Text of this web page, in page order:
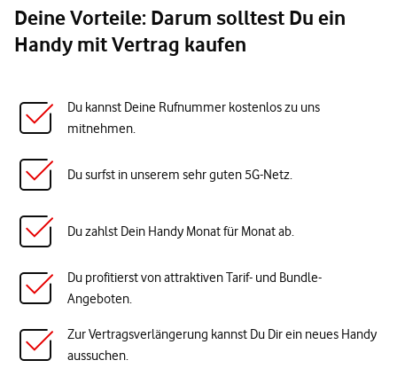
Deine Vorteile: Darum solltest Du ein
Handy mit Vertrag kaufen
Du kannst Deine Rufnummer kostenlos zu uns
mitnehmen.
Du surfst in unserem sehr guten 5G-Netz.
Du zahlst Dein Handy Monat für Monat ab.
Du profitierst von attraktiven Tarif- und Bundle-
Angeboten.
Zur Vertragsverlängerung kannst Du Dir ein neues Handy
aussuchen.